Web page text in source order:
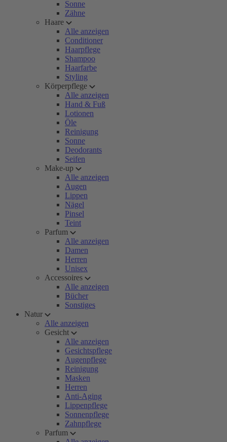
Sonne
Zähne
Haare
Alle anzeigen
Conditioner
Haarpflege
Shampoo
Haarfarbe
Styling
Körperpflege
Alle anzeigen
Hand & Fuß
Lotionen
Öle
Reinigung
Sonne
Deodorants
Seifen
Make-up
Alle anzeigen
Augen
Lippen
Nägel
Pinsel
Teint
Parfum
Alle anzeigen
Damen
Herren
Unisex
Accessoires
Alle anzeigen
Bücher
Sonstiges
Natur
Alle anzeigen
Gesicht
Alle anzeigen
Gesichtspflege
Augenpflege
Reinigung
Masken
Herren
Anti-Aging
Lippenpflege
Sonnenpflege
Zahnpflege
Parfum